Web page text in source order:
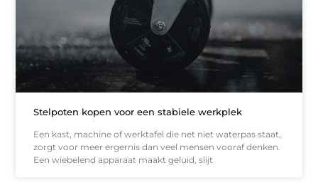
Stelpoten kopen voor een stabiele werkplek
Een kast, machine of werktafel die net niet waterpas staat,
zorgt voor meer ergernis dan veel mensen vooraf denken.
Een wiebelend apparaat maakt geluid, slijt